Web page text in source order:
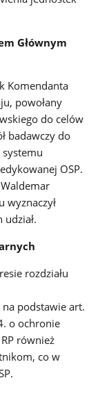
Głównym
Komendanta
powołany
do celów
badawczy do
systemu
OSP.
Waldemar
wyznaczył
rozdziału
podstawie art.
o ochronie
również
co w